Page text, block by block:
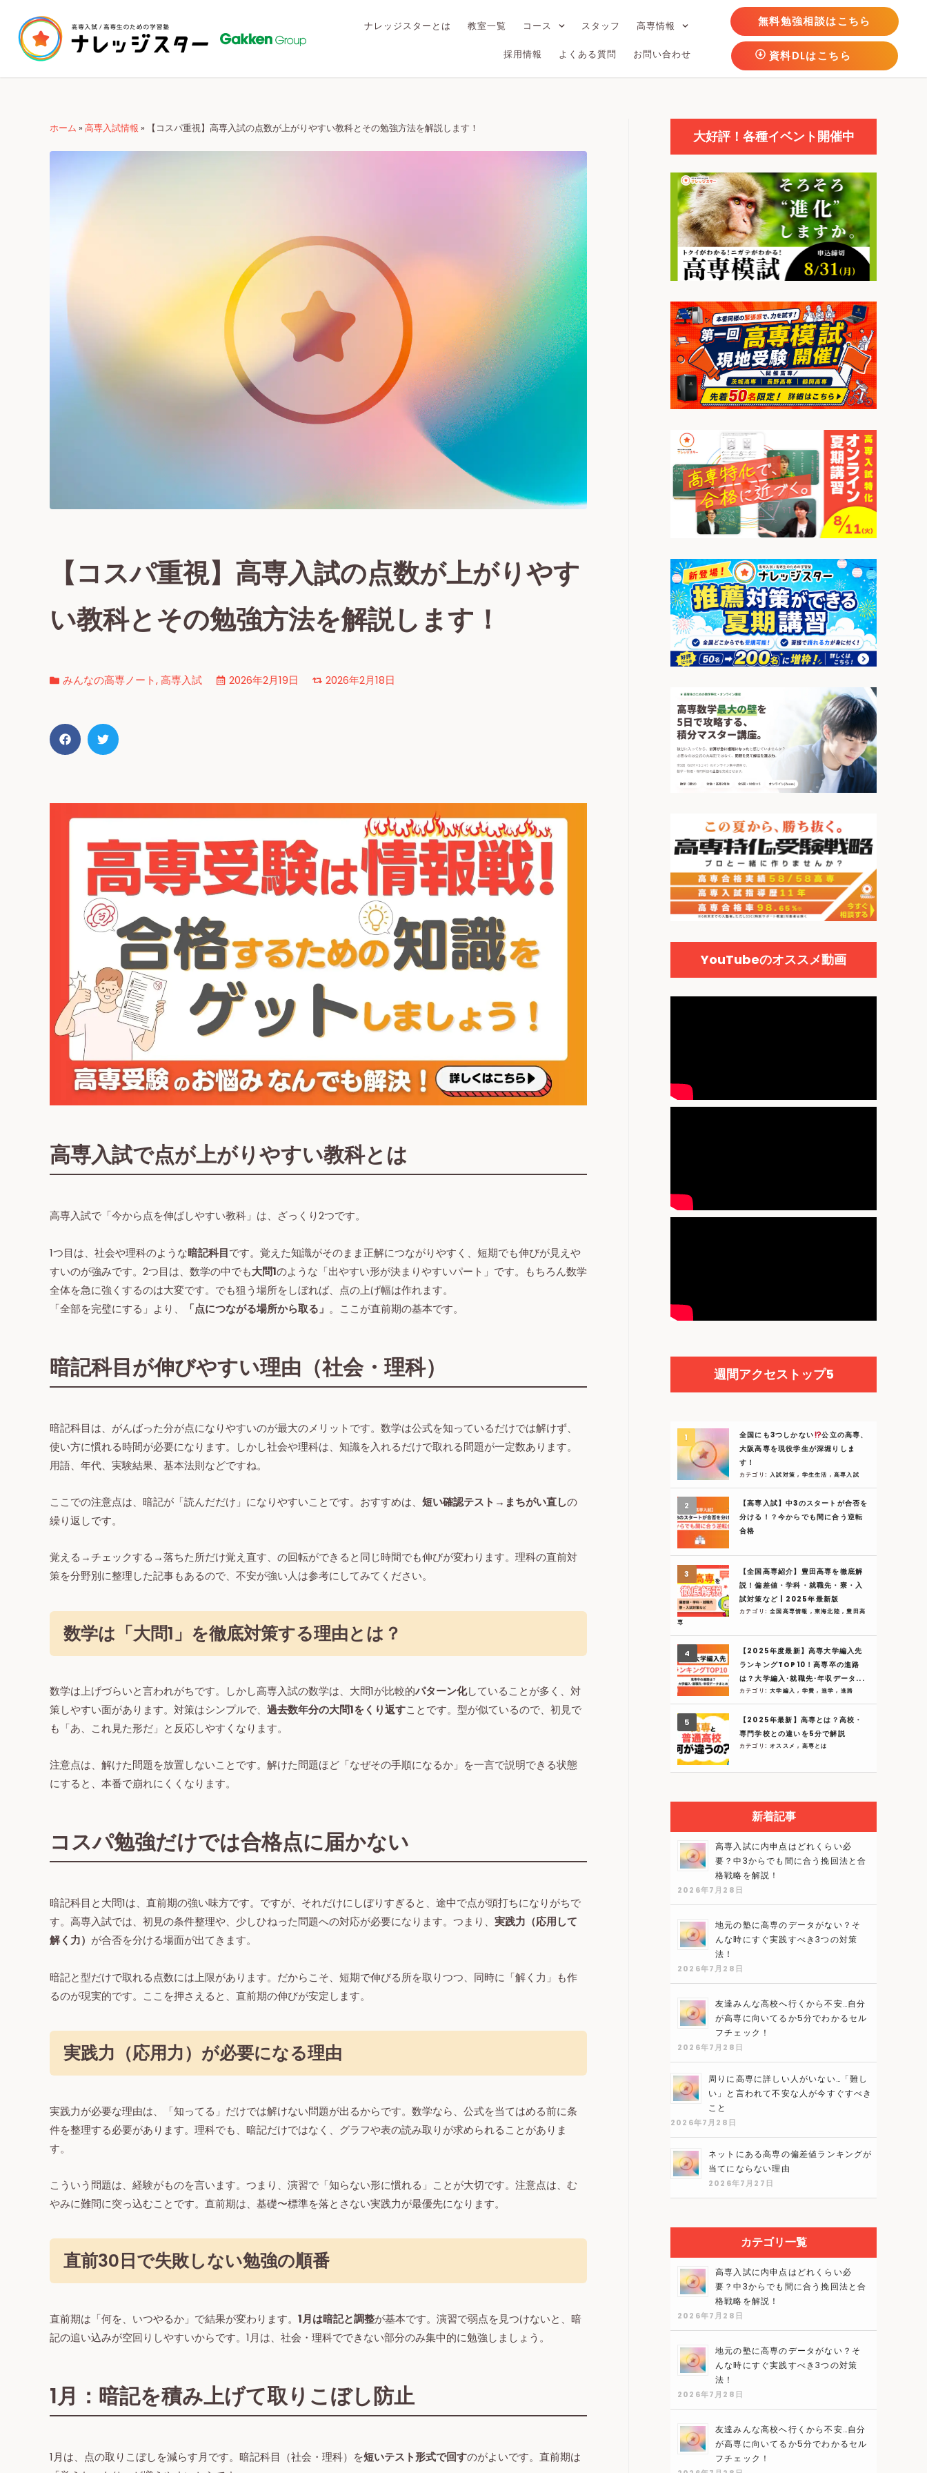
ナレッジスターとは 教室一覧 コース スタッフ 高専情報
採用情報 よくある質問 お問い合わせ
無料勉強相談はこちら
資料DLはこちら
ホーム » 高専入試情報 » 【コスパ重視】高専入試の点数が上がりやすい教科とその勉強方法を解説します！
【コスパ重視】高専入試の点数が上がりやす
い教科とその勉強方法を解説します！
みんなの高専ノート,高専入試 2026年2月19日 2026年2月18日
高専入試で点が上がりやすい教科とは
高専入試で「今から点を伸ばしやすい教科」は、ざっくり2つです。
1つ目は、社会や理科のような暗記科目です。覚えた知識がそのまま正解につながりやすく、短期でも伸びが見えや
すいのが強みです。2つ目は、数学の中でも大問1のような「出やすい形が決まりやすいパート」です。もちろん数学
全体を急に強くするのは大変です。でも狙う場所をしぼれば、点の上げ幅は作れます。
「全部を完璧にする」より、
「点につながる場所から取る」 。ここが直前期の基本です。
暗記科目が伸びやすい理由（社会・理科）
暗記科目は、がんばった分が点になりやすいのが最大のメリットです。数学は公式を知っているだけでは解けず、
使い方に慣れる時間が必要になります。しかし社会や理科は、知識を入れるだけで取れる問題が一定数あります。
用語、年代、実験結果、基本法則などですね。
ここでの注意点は、暗記が「読んだだけ」になりやすいことです。おすすめは、 短い確認テスト→まちがい直しの
繰り返しです。
覚える→チェックする→落ちた所だけ覚え直す、の回転ができると同じ時間でも伸びが変わります。理科の直前対
策を分野別に整理した記事もあるので、不安が強い人は参考にしてみてください。
数学は「大問1」を徹底対策する理由とは？
数学は上げづらいと言われがちです。しかし高専入試の数学は、大問1が比較的パターン化していることが多く、対
策しやすい面があります。対策はシンプルで、 過去数年分の大問1をくり返すことです。型が似ているので、初見で
も「あ、これ見た形だ」と反応しやすくなります。
注意点は、解けた問題を放置しないことです。解けた問題ほど「なぜその手順になるか」を一言で説明できる状態
にすると、本番で崩れにくくなります。
コスパ勉強だけでは合格点に届かない
暗記科目と大問1は、直前期の強い味方です。ですが、それだけにしぼりすぎると、途中で点が頭打ちになりがちで
す。高専入試では、初見の条件整理や、少しひねった問題への対応が必要になります。つまり、 実践力（応用して
解く力） が合否を分ける場面が出てきます。
暗記と型だけで取れる点数には上限があります。だからこそ、短期で伸びる所を取りつつ、同時に「解く力」も作
るのが現実的です。ここを押さえると、直前期の伸びが安定します。
実践力（応用力）が必要になる理由
実践力が必要な理由は、「知ってる」だけでは解けない問題が出るからです。数学なら、公式を当てはめる前に条
件を整理する必要があります。理科でも、暗記だけではなく、グラフや表の読み取りが求められることがありま
す。
こういう問題は、経験がものを言います。つまり、演習で「知らない形に慣れる」ことが大切です。注意点は、む
やみに難問に突っ込むことです。直前期は、基礎〜標準を落とさない実践力が最優先になります。
直前30日で失敗しない勉強の順番
直前期は「何を、いつやるか」で結果が変わります。 1月は暗記と調整が基本です。演習で弱点を見つけないと、暗
記の追い込みが空回りしやすいからです。1月は、社会・理科でできない部分のみ集中的に勉強しましょう。
1月：暗記を積み上げて取りこぼし防止
1月は、点の取りこぼしを減らす月です。暗記科目（社会・理科）を短いテスト形式で回すのがよいです。直前期は
大好評！各種イベント開催中
YouTubeのオススメ動画
週間アクセストップ5
全国にも3つしかない
公立の高専、
大阪高専を現役学生が深堀りしま
す！
カテゴリ: 入試対策, 学生生活 ,高専入試
【高専入試】中3のスタートが合否を
分ける！？今からでも間に合う逆転
合格
【全国高専紹介】豊田高専を徹底解
説！偏差値・学科・就職先・寮・入
試対策など | 2025年最新版
カテゴリ:全国高専情報 ,東海北陸,豊田高
専
【2025年度最新】高専大学編入先
ランキングTOP10！高専卒の進路
は？大学編入･就職先･年収データ...
カテゴリ:大学編入, 学費, 進学, 進路
【2025年最新】高専とは？高校・
専門学校との違いを5分で解説
カテゴリ:オススメ, 高専とは
新着記事
高専入試に内申点はどれくらい必
要？中3からでも間に合う挽回法と合
格戦略を解説！
2026年7月28日
地元の塾に高専のデータがない？そ
んな時にすぐ実践すべき3つの対策
法！
2026年7月28日
友達みんな高校へ行くから不安…自分
が高専に向いてるか5分でわかるセル
フチェック！
2026年7月28日
周りに高専に詳しい人がいない…「難し
い」と言われて不安な人が今すぐすべき
こと
2026年7月28日
ネットにある高専の偏差値ランキングが
当てにならない理由
2026年7月27日
カテゴリ一覧
高専入試に内申点はどれくらい必
要？中3からでも間に合う挽回法と合
格戦略を解説！
2026年7月28日
地元の塾に高専のデータがない？そ
んな時にすぐ実践すべき3つの対策
法！
2026年7月28日
友達みんな高校へ行くから不安…自分
が高専に向いてるか5分でわかるセル
フチェック！